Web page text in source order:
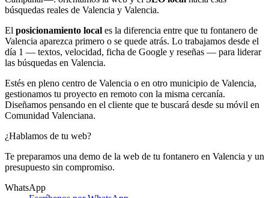
búsquedas reales de Valencia y Valencia.
El posicionamiento local es la diferencia entre que tu fontanero de
Valencia aparezca primero o se quede atrás. Lo trabajamos desde el
día 1 — textos, velocidad, ficha de Google y reseñas — para liderar
las búsquedas en Valencia.
Estés en pleno centro de Valencia o en otro municipio de Valencia,
gestionamos tu proyecto en remoto con la misma cercanía.
Diseñamos pensando en el cliente que te buscará desde su móvil en
Comunidad Valenciana.
¿Hablamos de tu web?
Te preparamos una demo de la web de tu fontanero en Valencia y un
presupuesto sin compromiso.
WhatsApp